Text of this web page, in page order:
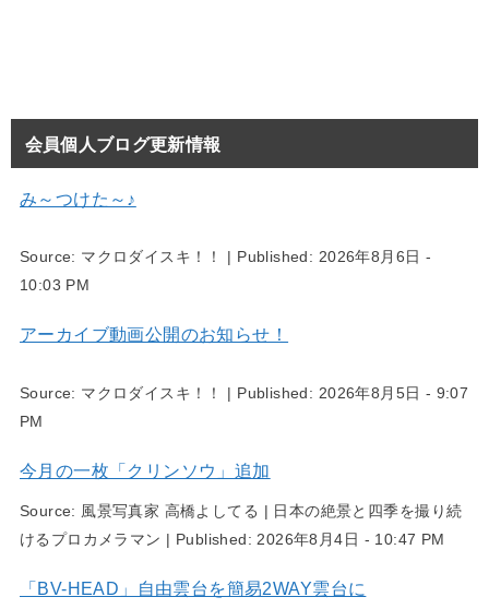
会員個人ブログ更新情報
み～つけた～♪
Source: マクロダイスキ！！ | Published: 2026年8月6日 -
10:03 PM
アーカイブ動画公開のお知らせ！
Source: マクロダイスキ！！ | Published: 2026年8月5日 - 9:07
PM
今月の一枚「クリンソウ」追加
Source: 風景写真家 高橋よしてる | 日本の絶景と四季を撮り続
けるプロカメラマン | Published:2026年8月4日 - 10:47 PM
「BV-HEAD」自由雲台を簡易2WAY雲台に